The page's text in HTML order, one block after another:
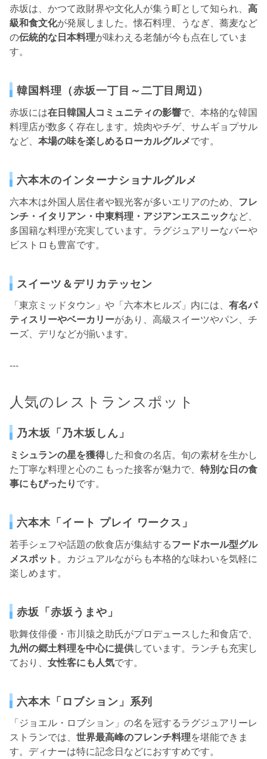
赤坂は、かつて政財界や文化人が集う町として知られ、 高
級和食文化が発展しました。懐石料理、うなぎ、蕎麦など
の伝統的な日本料理が味わえる老舗が今も点在していま
す。
韓国料理（赤坂一丁目～二丁目周辺）
赤坂には在日韓国人コミュニティの影響で、本格的な韓国
料理店が数多く存在します。焼肉やチゲ、サムギョプサル
など、 本場の味を楽しめるローカルグルメです。
六本木のインターナショナルグルメ
六本木は外国人居住者や観光客が多いエリアのため、 フレ
ンチ・イタリアン・中東料理・アジアンエスニックなど、
多国籍な料理が充実しています。ラグジュアリーなバーや
ビストロも豊富です。
スイーツ＆デリカテッセン
「東京ミッドタウン」や「六本木ヒルズ」内には、 有名パ
ティスリーやベーカリーがあり、高級スイーツやパン、チ
ーズ、デリなどが揃います。
---
人気のレストランスポット
乃木坂「乃木坂しん」
ミシュランの星を獲得した和食の名店。旬の素材を生かし
た丁寧な料理と心のこもった接客が魅力で、 特別な日の食
事にもぴったりです。
六本木「イート プレイ ワークス」
若手シェフや話題の飲食店が集結するフードホール型グル
メスポット。カジュアルながらも本格的な味わいを気軽に
楽しめます。
赤坂「赤坂うまや」
歌舞伎俳優・市川猿之助氏がプロデュースした和食店で、
九州の郷土料理を中心に提供しています。ランチも充実し
ており、 女性客にも人気です。
六本木「ロブション」系列
「ジョエル・ロブション」の名を冠するラグジュアリーレ
ストランでは、 世界最高峰のフレンチ料理を堪能できま
す。ディナーは特に記念日などにおすすめです。